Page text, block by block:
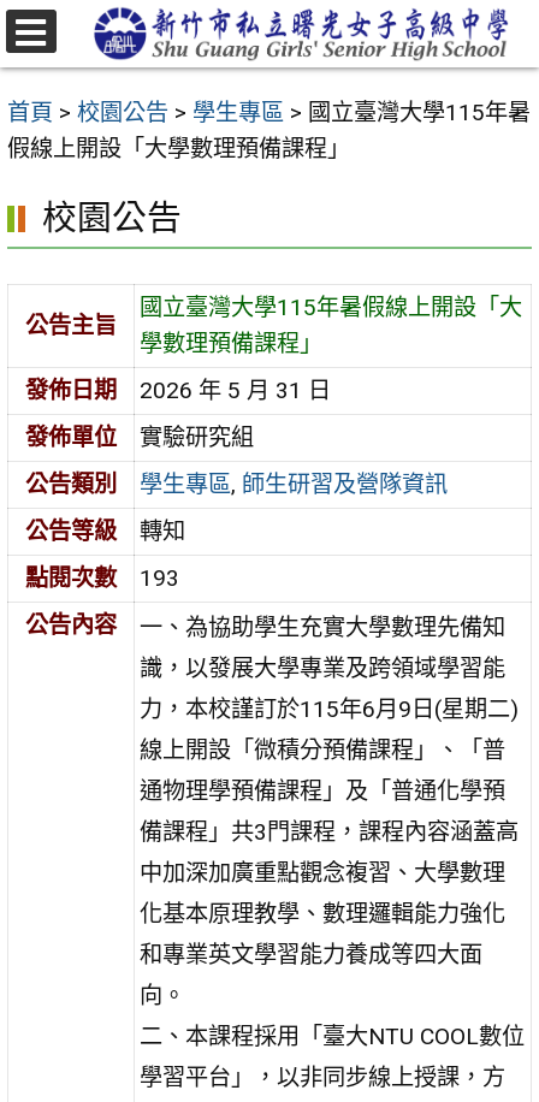
跳
至
要
內
區
首頁 > 校園公告 > 學生專區 > 國立臺灣大學115年暑
假線上開設「大學數理預備課程」
校園公告
公告主旨
國立臺灣大學115年暑假線上開設「大
學數理預備課程」
發佈日期
2026 年 5 月 31 日
發佈單位
實驗研究組
公告類別
學生專區, 師生研習及營隊資訊
公告等級
轉知
點閱次數
193
公告內容
一、為協助學生充實大學數理先備知
識，以發展大學專業及跨領域學習能
力，本校謹訂於115年6月9日(星期二)
線上開設「微積分預備課程」、「普
通物理學預備課程」及「普通化學預
備課程」共3門課程，課程內容涵蓋高
中加深加廣重點觀念複習、大學數理
化基本原理教學、數理邏輯能力強化
和專業英文學習能力養成等四大面
向。
二、本課程採用「臺大NTU COOL數位
學習平台」，以非同步線上授課，方
選
單